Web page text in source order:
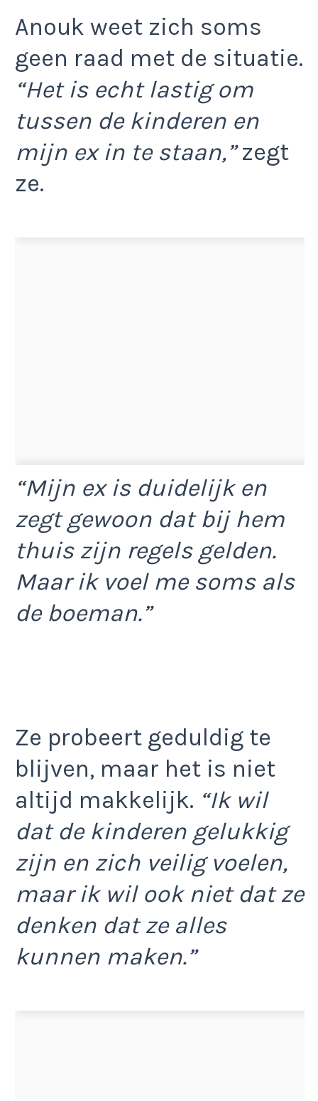
Anouk weet zich soms
geen raad met de situatie.
“Het is echt lastig om
tussen de kinderen en
mijn ex in te staan,”zegt
ze.
“Mijn ex is duidelijk en
zegt gewoon dat bij hem
thuis zijn regels gelden.
Maar ik voel me soms als
de boeman.”
Ze probeert geduldig te
blijven, maar het is niet
altijd makkelijk. “Ik wil
dat de kinderen gelukkig
zijn en zich veilig voelen,
maar ik wil ook niet dat ze
denken dat ze alles
kunnen maken.”